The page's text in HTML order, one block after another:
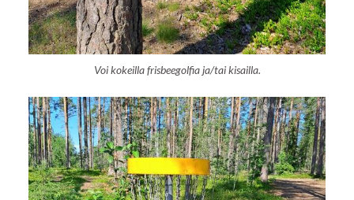
Voi kokeilla frisbeegolfia ja/tai kisailla.